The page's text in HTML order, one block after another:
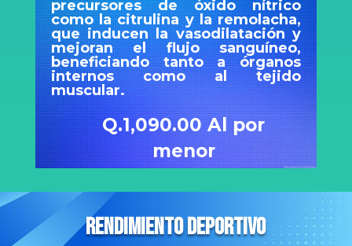
precursores de óxido nítrico
como la citrulina y la remolacha,
que inducen la vasodilatación y
mejoran el flujo sanguíneo,
beneficiando tanto a órganos
internos como al tejido
muscular.
Q.1,090.00 Al por
menor
RENDIMIENTO DEPORTIVO